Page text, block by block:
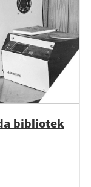
bibliotek